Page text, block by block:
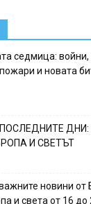
седмица:
и новата
ДНИ:
И СВЕТЪТ
новини от
и света от 16 до